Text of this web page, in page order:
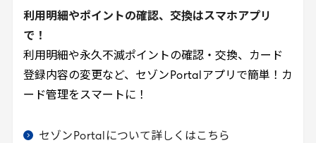
利用明細やポイントの確認、交換はスマホアプリ
で！
利用明細や永久不滅ポイントの確認・交換、カード
登録内容の変更など、セゾン Portal アプリで簡単！カ
ード管理をスマートに！
セゾン Portal について詳しくはこちら